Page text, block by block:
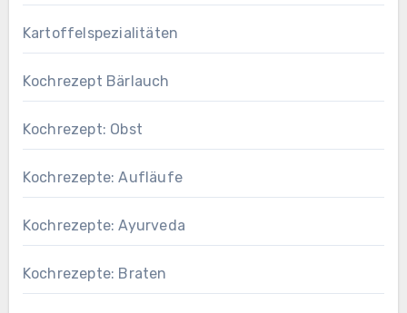
Kartoffelspezialitäten
Kochrezept Bärlauch
Kochrezept: Obst
Kochrezepte: Aufläufe
Kochrezepte: Ayurveda
Kochrezepte: Braten